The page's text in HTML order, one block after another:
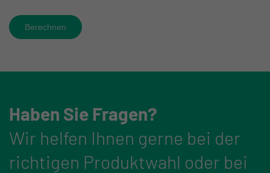
Berechnen
Haben Sie Fragen?
Wir helfen Ihnen gerne bei der
richtigen Produktwahl oder bei